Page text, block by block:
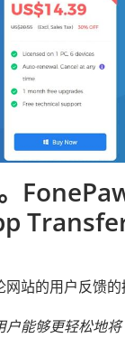
站的用户反馈的
户能够更轻松地